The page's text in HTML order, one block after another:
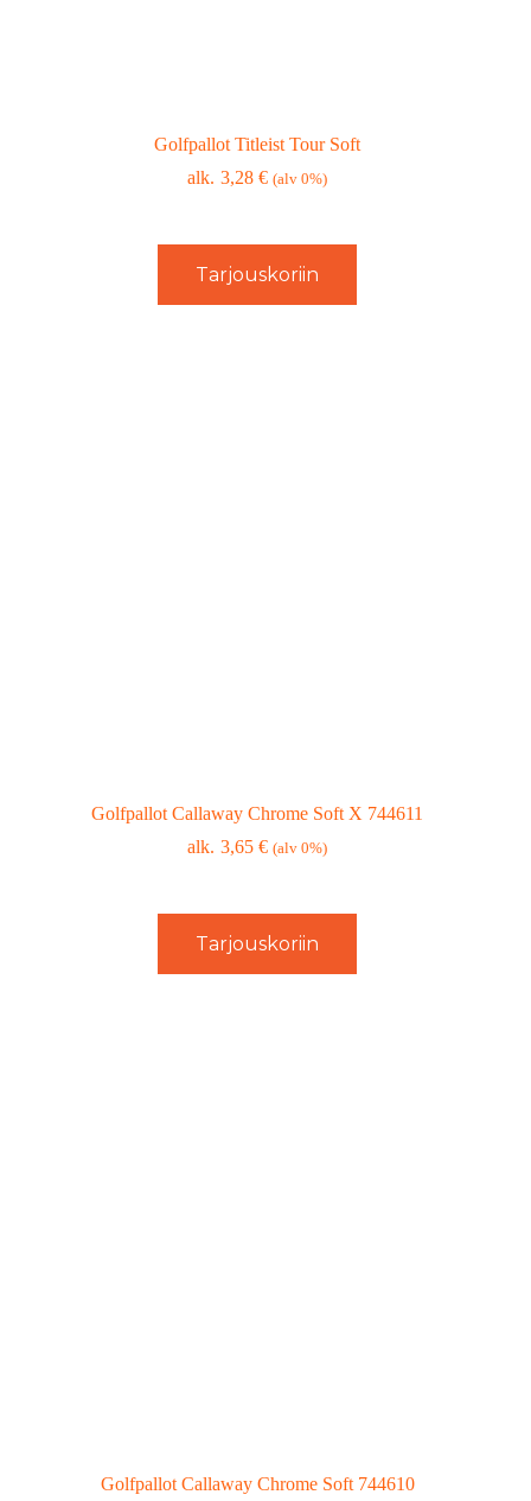
Golfpallot Titleist Tour Soft
3,28€ (alv 0%)
Tarjouskoriin
Golfpallot Callaway Chrome Soft X 744611
3,65€ (alv 0%)
Tarjouskoriin
Golfpallot Callaway Chrome Soft 744610